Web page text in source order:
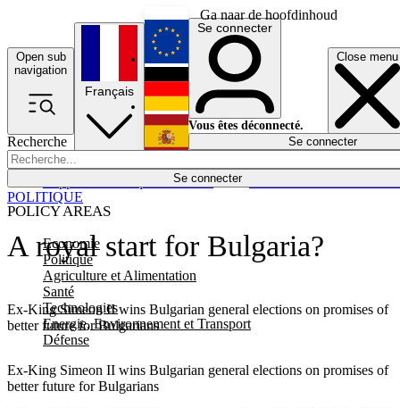
Ga naar de hoofdinhoud
Open sub
navigation
Close menu
Recherche
Se connecter
POLICY AREAS
Economie
Politique
Agriculture et Alimentation
Santé
Technologies
Energie, Environnement et Transport
Défense
Économie
Français
English
Deutsch
Español
Se connecter
Vous êtes déconnecté.
Se connecter
A royal start for Bulgaria?
Ex-King Simeon II wins Bulgarian general elections on promises of
better future for Bulgarians
POLITIQUE
Ex-King Simeon II wins Bulgarian general elections on promises of
better future for Bulgarians